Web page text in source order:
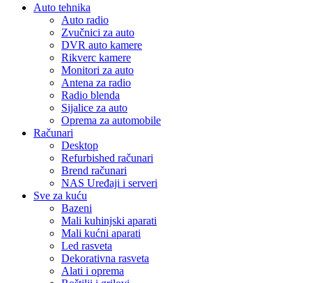
Auto tehnika
Auto radio
Zvučnici za auto
DVR auto kamere
Rikverc kamere
Monitori za auto
Antena za radio
Radio blenda
Sijalice za auto
Oprema za automobile
Računari
Desktop
Refurbished računari
Brend računari
NAS Uređaji i serveri
Sve za kuću
Bazeni
Mali kuhinjski aparati
Mali kućni aparati
Led rasveta
Dekorativna rasveta
Alati i oprema